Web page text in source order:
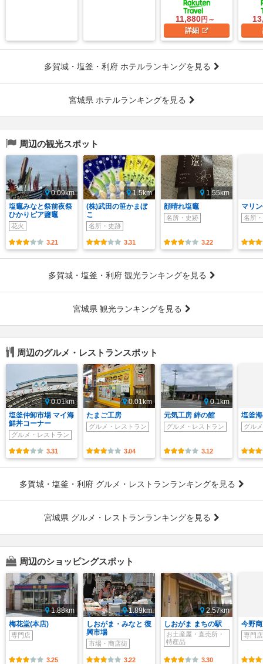
11,880円～
詳細
多賀城・塩釜・利府 ホテルランキングを見る
宮城県 ホテルランキングを見る
周辺の観光スポット
0.09km
塩竈みなと祭前夜祭
ひかりピア鹽竈
花火
3.21
1.5km
(株)武田の笹かまぼ
こ
名所・史跡
3.31
1.55km
顔晴れ塩竈
名所・史跡
3.22
マリ
名所
多賀城・塩釜・利府 観光ランキングを見る
宮城県 観光ランキングを見る
周辺のグルメ・レストランスポット
0.01km
塩釜仲卸市場 マイ海
鮮丼コーナー
グルメ・レストラン
3.31
0.01km
たまご工房
グルメ・レストラン
3.04
0.1km
元気工房 絆の館
グルメ・レストラン
3.12
塩釜
グル
多賀城・塩釜・利府 グルメ・レストランランキングを見る
宮城県 グルメ・レストランランキングを見る
周辺のショッピングスポット
1.88km
梅花堂(本店)
専門店
3.25
1.89km
しおがま・みなと 復
興市場
市場・商店街
3.22
2.57km
しおがま まちの駅
お土産屋・直売所・
特産品
3.30
今野
専門店